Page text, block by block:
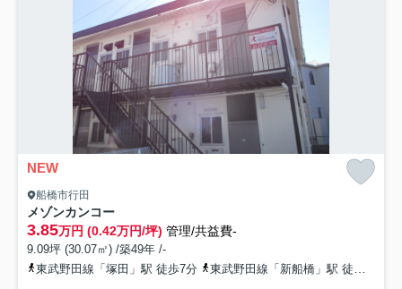
NEW
船橋市行田
メゾンカンコー
3.85万円 (0.42万円/坪) 管理/共益費-
9.09坪 (30.07㎡) /築49年 /-
東武野田線「塚田」駅 徒歩7分
東武野田線「新船橋」駅 徒歩19分